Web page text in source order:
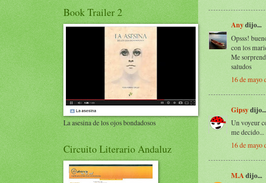
Anydijo...
Opsss!
con los
Me
saludos
16 de mayo
Gipsydijo...
Un voyeur
me decido...
16 de mayo
M.Adijo...
Book Trailer 2
La asesina de los ojos bondadosos
Circuito Literario Andaluz